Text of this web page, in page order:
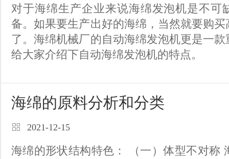
对于海绵生产企业来说海绵发泡机是不可
备。如果要生产出好的海绵，当然就要购
了。海绵机械厂的自动海绵发泡机更是一
给大家介绍下自动海绵发泡机的特点。
海绵的原料分析和分类
2021-12-15
海绵的形状结构特色： （一）体型不对称 海绵的形状各式各